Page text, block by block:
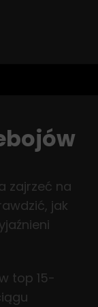
zajrzeć na
jak
top 15-